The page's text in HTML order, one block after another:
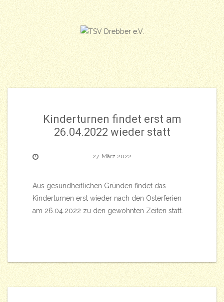
Skip
to
content
Kinderturnen findet erst am
26.04.2022 wieder statt
27. März 2022
Aus gesundheitlichen Gründen findet das
Kinderturnen erst wieder nach den Osterferien
am 26.04.2022 zu den gewohnten Zeiten statt.